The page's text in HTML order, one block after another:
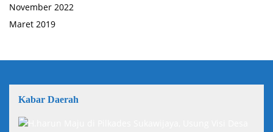
November 2022
Maret 2019
Kabar Daerah